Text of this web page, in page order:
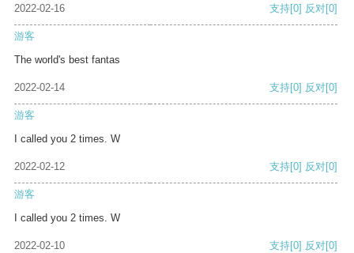
2022-02-16 支持[0] 反对[0]
游客
The world's best fantas
2022-02-14 支持[0] 反对[0]
游客
I called you 2 times. W
2022-02-12 支持[0] 反对[0]
游客
I called you 2 times. W
2022-02-10 支持[0] 反对[0]